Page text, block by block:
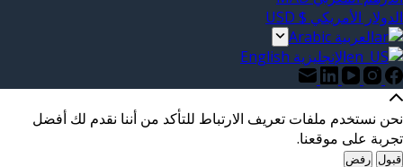
الدولار الأمريكي $ USD
العربية Arabic
الإنجليزية English
نحن نستخدم ملفات تعريف الارتباط للتأكد من أننا نقدم لك أفضل
تجربة على موقعنا.
قبول رفض